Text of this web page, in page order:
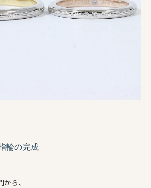
輪の完成
ら、